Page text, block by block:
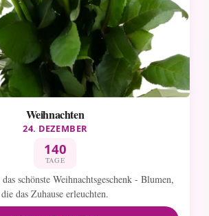
Weihnachten
24. DEZEMBER
140
TAGE
schönste Weihnachtsgeschenk - Blumen,
die das Zuhause erleuchten.